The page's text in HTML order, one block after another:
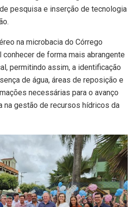
pesquisa e inserção de tecnologia
na microbacia do Córrego
de forma mais abrangente
permitindo assim, a identificação
de água, áreas de reposição e
necessárias para o avanço
na gestão de recursos hídricos da